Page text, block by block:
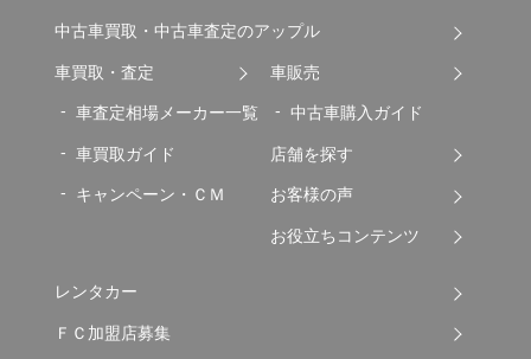
中古車買取・中古車査定のアップル
車買取・査定
車査定相場メーカー一覧
車買取ガイド
キャンペーン・ＣＭ
車販売
中古車購入ガイド
店舗を探す
お客様の声
お役立ちコンテンツ
レンタカー
ＦＣ加盟店募集